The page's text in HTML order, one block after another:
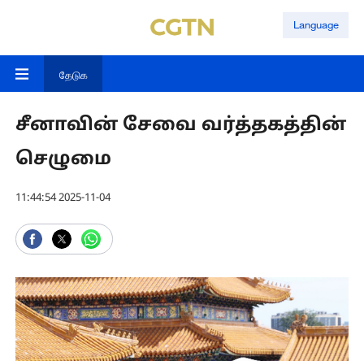
Language
தேடுக
சீனாவின் சேவை வர்த்தகத்தின்
செழுமை
11:44:54 2025-11-04